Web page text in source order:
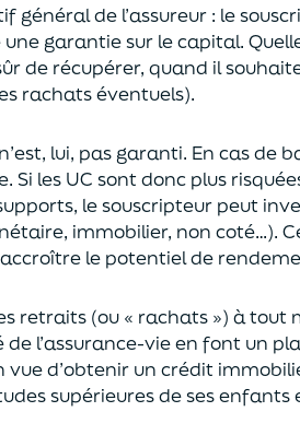
général de l’assureur : le
garantie sur le capital.
de récupérer, quand il
rachats éventuels).
lui, pas garanti. En casde
Si les UC sont donc plus
le souscripteur peut
immobilier, non coté…).
le potentielde
retraits (ou « rachats ») à tout
l’assurance-vie en font un
vued’obtenir un crédit
supérieures de ses enfants